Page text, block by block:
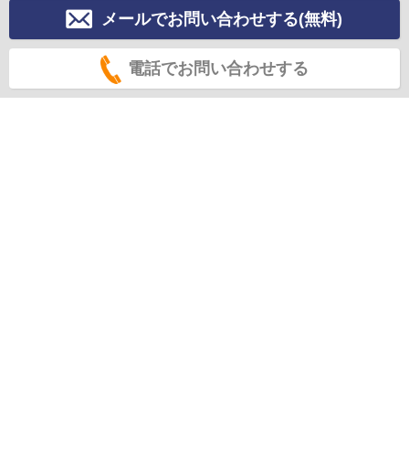
メールでお問い合わせする(無料)
電話でお問い合わせする